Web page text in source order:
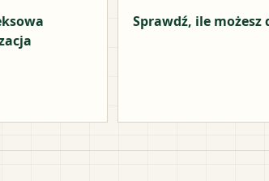
Sprawdź, ile możesz